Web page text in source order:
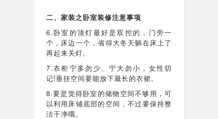
二、家装之卧室装修注意事项
6.卧室的顶灯最好是双控的，门旁一
个，床边一个，省得大冬天躺在床上了
再起来关灯。
7.衣柜宁多勿少、宁大勿小，女性切
记!垂挂空间要能放下最长的衣裙。
8.要是觉得卧室的储物空间不够用，可
以利用床铺底部的空间，不过要保持整
洁干净哦。